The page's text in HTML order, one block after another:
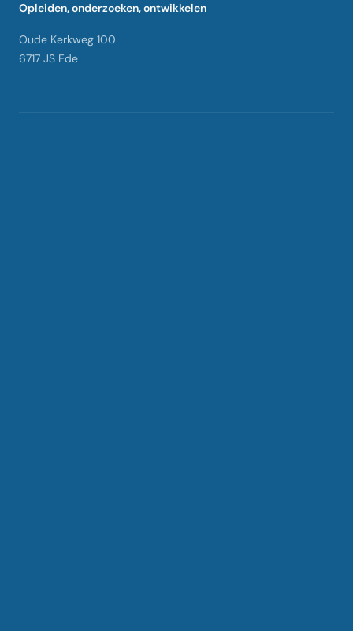
Opleiden, onderzoeken, ontwikkelen
Oude Kerkweg 100
6717 JS Ede